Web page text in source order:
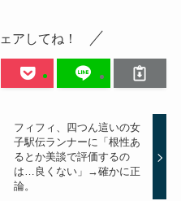
アしてね！
フィフィ、四つん這いの女
子駅伝ランナーに「根性あ
るとか美談で評価するの
は…良くない」→確かに正
論。